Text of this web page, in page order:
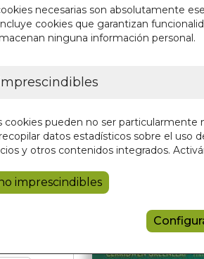
necesarias son absolutamente
cookies que garantizan
ninguna información personal.
cookies pueden no ser
datos estadísticos sobre el uso
y otros contenidos integrados.
imprescindibles